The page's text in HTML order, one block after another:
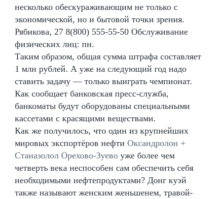
несколько обескураживающим не только с
экономической, но и бытовой точки зрения.
Рябикова, 27 8(800) 555-55-50 Обслуживание
физических лиц: пн.
Таким образом, общая сумма штрафа составляет
1 млн рублей. А уже на следующий год надо
ставить задачу — только выиграть чемпионат.
Как сообщает банковская пресс-служба,
банкоматы будут оборудованы специальными
кассетами с красящими веществами.
Как же получилось, что один из крупнейших
мировых экспортёров нефти Оксандролон +
Станазолол Орехово-Зуево уже более чем
четверть века неспособен сам обеспечить себя
необходимыми нефтепродуктами? Донг куэй
также называют женским женьшенем, травой-